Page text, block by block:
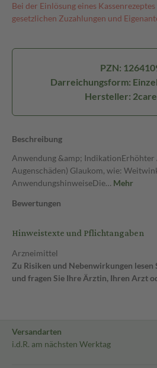
Bei der Einlösung eines
gesetzlichen Zuzahlungen und
PZN:
Darreichungsform:
Hersteller:
Beschreibung
Anwendung &amp;
Augenschäden) Glaukom, wie:
AnwendungshinweiseDie… Mehr
Bewertungen
Hinweistexte und Pflichtangaben
Arzneimittel
Zu Risiken und Nebenwirkungen lesen
und fragen Sie Ihre Ärztin, Ihren Arzt
Versandarten
i.d.R. am nächsten Werktag